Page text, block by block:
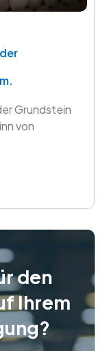
Grundstein
von
den
Ihrem